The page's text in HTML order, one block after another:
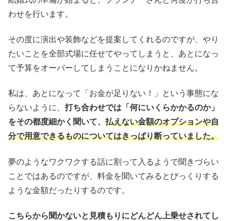
わせを行います。
その度に演出や装飾などを提案してくれるのですが、やり
たいことを全部式場に任せてやってしまうと、あとになっ
て予算をオーバーしてしまうことになりかねません。
私は、あとになって「お金が足りない！」という事態にな
らないように、 打ち合わせでは「何にいくらかかるのか」
をその都度細かく聞いて、 払えない金額のオプションや自
分で用意できるものについてはきっぱり断っていました。
夢のようなワクワクする話に割って入るようで聞きづらい
ことではあるのですが、料金を聞いてみるとびっくりする
ような金額だったりするのです。
こちらから聞かないと見積もりにどんどん上乗せされてし